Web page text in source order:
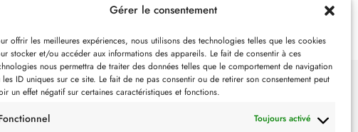
Gérer le consentement
offrir les meilleures expériences, nous utilisons des technologies telles que les cookies
stocker et/ou accéder aux informations des appareils. Le fait de consentir à ces
nous permettra de traiter des données telles que le comportement de navigation
les ID uniques sur ce site. Le fait de ne pas consentir ou de retirer son consentement peut
un effet négatif sur certaines caractéristiques et fonctions.
Toujours activé
SUIVEZ-NOUS